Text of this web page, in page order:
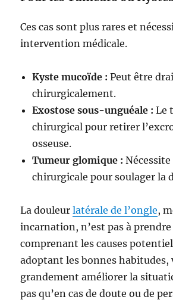
Ces cas sont plus rares et
intervention médicale.
Kyste mucoïde : Peut être
chirurgicalement.
Exostose sous-unguéale : Le
chirurgical pour retirer
osseuse.
Tumeur glomique :
chirurgicale pour soulager la
La douleurlatérale de l’ongle,
incarnation, n’est pas à prendre
comprenant les causes
adoptant les bonnes habitudes,
grandement améliorer la
pas qu’en cas de doute ou de